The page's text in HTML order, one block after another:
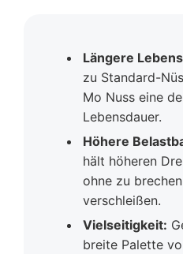
Längere
zu Standard-
Mo Nuss eine
Lebensdauer.
Höhere
hält höheren
ohne zu
verschleißen.
Vielseitigkeit:
breite Palette